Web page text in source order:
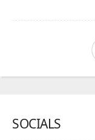
SOCIALS